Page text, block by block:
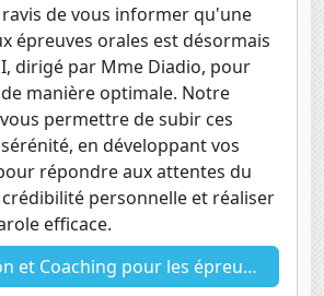
de vous informer qu'une
épreuves orales est désormais
dirigé par Mme Diadio, pour
manière optimale. Notre
permettre de subir ces
en développant vos
répondre aux attentes du
personnelle et réaliser
efficace.
pour les épreuves orales du DNB et du Bac.